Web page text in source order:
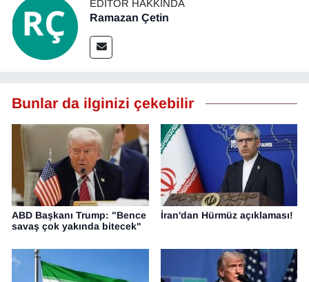
EDITÖR HAKKINDA
Ramazan Çetin
Bunlar da ilginizi çekebilir
ABD Başkanı Trump: "Bence
savaş çok yakında bitecek"
İran'dan Hürmüz açıklaması!